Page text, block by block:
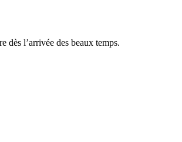
dès l’arrivée des beaux temps.